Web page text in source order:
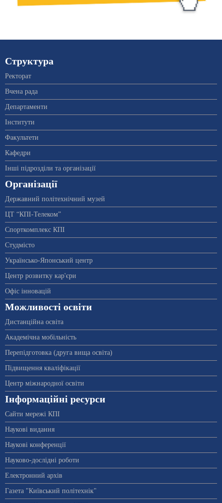
Структура
Ректорат
Вчена рада
Департаменти
Інститути
Факультети
Кафедри
Інші підрозділи та організації
Організації
Державний політехнічний музей
ЦТ “КПІ-Телеком”
Спорткомплекс КПІ
Студмісто
Українсько-Японський центр
Центр розвитку кар'єри
Офіс інновацій
Можливості освіти
Дистанційна освіта
Академічна мобільність
Перепідготовка (друга вища освіта)
Підвищення кваліфікації
Центр міжнародної освіти
Інформаційні ресурси
Сайти мережі КПІ
Наукові видання
Наукові конференції
Науково-дослідні роботи
Електронний архів
Газета "Київський політехнік"